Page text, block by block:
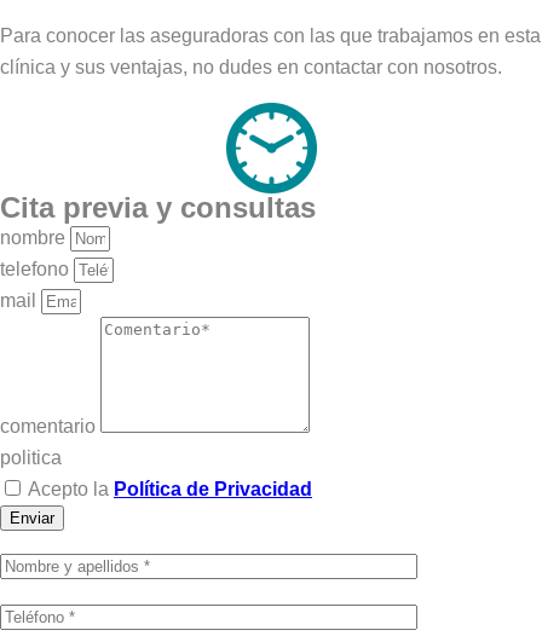
Para conocer las aseguradoras con las que trabajamos en esta
clínica y sus ventajas, no dudes en contactar con nosotros.
Cita previa y consultas
nombre
telefono
mail
comentario
politica
Acepto la Política de Privacidad
Enviar